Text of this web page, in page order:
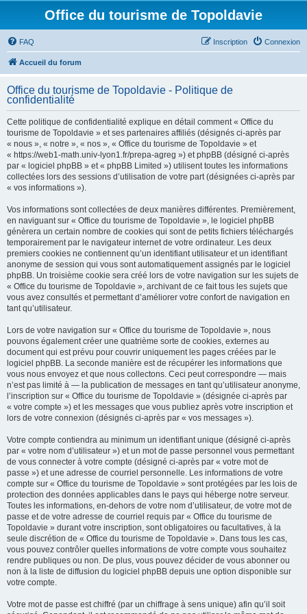
Office du tourisme de Topoldavie
FAQ Connexion
Inscription
Accueil du forum
Office du tourisme de Topoldavie - Politique de
confidentialité
Cette politique de confidentialité explique en détail comment « Office du
tourisme de Topoldavie » et ses partenaires affiliés (désignés ci-après par
« nous », « notre », « nos », « Office du tourisme de Topoldavie » et
« https://web1-math.univ-lyon1.fr/prepa-agreg ») et phpBB (désigné ci-après
par « logiciel phpBB » et « phpBB Limited ») utilisent toutes les informations
collectées lors des sessions d’utilisation de votre part (désignées ci-après par
« vos informations »).
Vos informations sont collectées de deux manières différentes. Premièrement,
en naviguant sur « Office du tourisme de Topoldavie », le logiciel phpBB
génèrera un certain nombre de cookies qui sont de petits fichiers téléchargés
temporairement par le navigateur internet de votre ordinateur. Les deux
premiers cookies ne contiennent qu’un identifiant utilisateur et un identifiant
anonyme de session qui vous sont automatiquement assignés par le logiciel
phpBB. Un troisième cookie sera créé lors de votre navigation sur les sujets de
« Office du tourisme de Topoldavie », archivant de ce fait tous les sujets que
vous avez consultés et permettant d’améliorer votre confort de navigation en
tant qu’utilisateur.
Lors de votre navigation sur « Office du tourisme de Topoldavie », nous
pouvons également créer une quatrième sorte de cookies, externes au
document qui est prévu pour couvrir uniquement les pages créées par le
logiciel phpBB. La seconde manière est de récupérer les informations que
vous nous envoyez et que nous collectons. Ceci peut correspondre — mais
n’est pas limité à — la publication de messages en tant qu’utilisateur anonyme,
l’inscription sur « Office du tourisme de Topoldavie » (désignée ci-après par
« votre compte ») et les messages que vous publiez après votre inscription et
lors de votre connexion (désignés ci-après par « vos messages »).
Votre compte contiendra au minimum un identifiant unique (désigné ci-après
par « votre nom d’utilisateur ») et un mot de passe personnel vous permettant
de vous connecter à votre compte (désigné ci-après par « votre mot de
passe ») et une adresse de courriel personnelle. Les informations de votre
compte sur « Office du tourisme de Topoldavie » sont protégées par les lois de
protection des données applicables dans le pays qui héberge notre serveur.
Toutes les informations, en-dehors de votre nom d’utilisateur, de votre mot de
passe et de votre adresse de courriel requis par « Office du tourisme de
Topoldavie » durant votre inscription, sont obligatoires ou facultatives, à la
seule discrétion de « Office du tourisme de Topoldavie ». Dans tous les cas,
vous pouvez contrôler quelles informations de votre compte vous souhaitez
rendre publiques ou non. De plus, vous pouvez décider de vous abonner ou
non à la liste de diffusion du logiciel phpBB depuis une option disponible sur
votre compte.
Votre mot de passe est chiffré (par un chiffrage à sens unique) afin qu’il soit